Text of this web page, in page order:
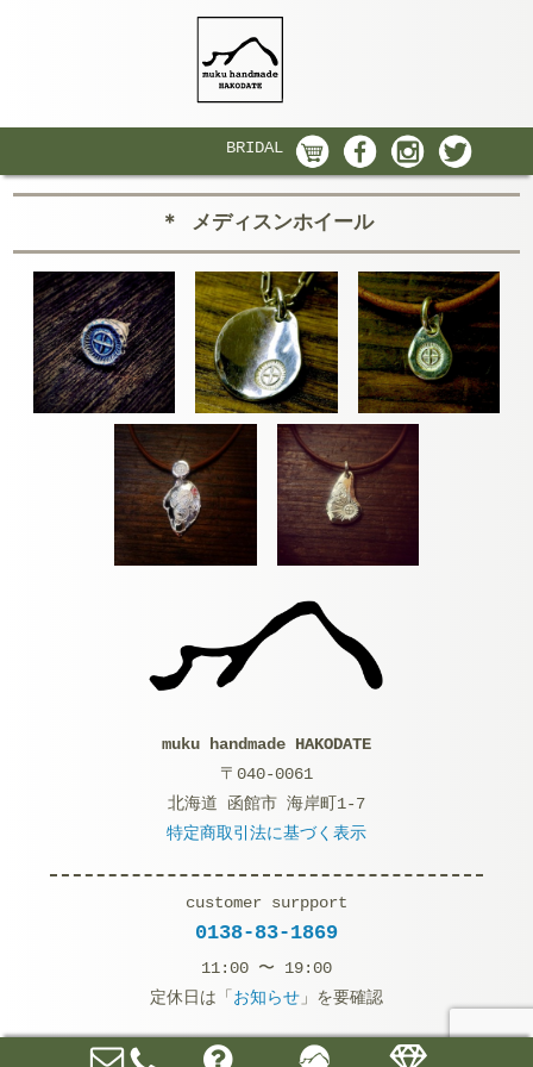
BRIDAL
＊ メディスンホイール
muku handmade HAKODATE
〒040-0061
北海道 函館市 海岸町1-7
特定商取引法に基づく表示
customer surpport
0138-83-1869
11:00 〜 19:00
定休日は「お知らせ 」を要確認